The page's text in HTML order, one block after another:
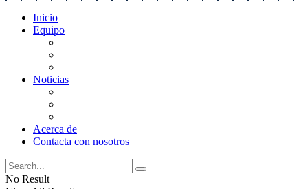
Inicio
Equipo
Noticias
Acerca de
Contacta con nosotros
No Result